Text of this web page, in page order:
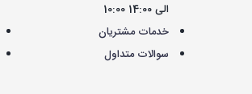
10:00 الی 14:00
خدمات مشتریان
سوالات متداول